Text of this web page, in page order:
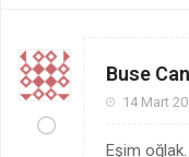
Buse Can
14 Mart
Eşim